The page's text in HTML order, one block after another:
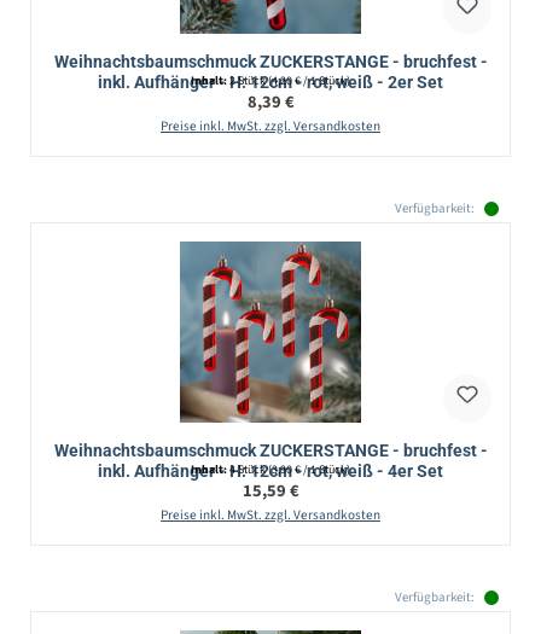
Weihnachtsbaumschmuck ZUCKERSTANGE - bruchfest -
inkl. Aufhänger - H: 12cm - rot, weiß - 2er Set
Inhalt:2 Stück(4,20 € / 1 Stück)
Regulärer Preis:
8,39 €
Preise inkl. MwSt. zzgl. Versandkosten
Verfügbarkeit:
Weihnachtsbaumschmuck ZUCKERSTANGE - bruchfest -
inkl. Aufhänger - H: 12cm - rot, weiß - 4er Set
Inhalt:4 Stück(3,90 € / 1 Stück)
Regulärer Preis:
15,59 €
Preise inkl. MwSt. zzgl. Versandkosten
Verfügbarkeit: